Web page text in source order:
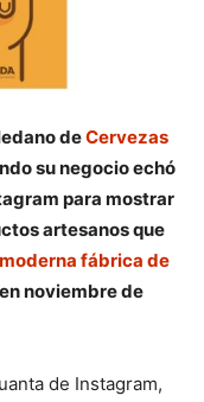
deCervezas
su negocio echó
para mostrar
artesanos que
moderna fábrica de
noviembre de
de Instagram,